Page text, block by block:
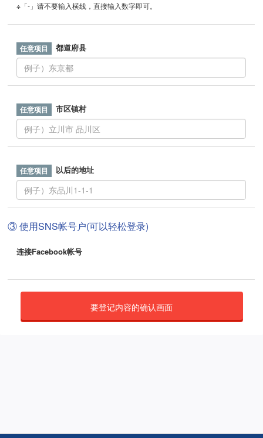
※「-」请不要输入横线，直接输入数字即可。
都道府县
市区镇村
以后的地址
③ 使用SNS帐号户(可以轻松登录)
连接Facebook帐号